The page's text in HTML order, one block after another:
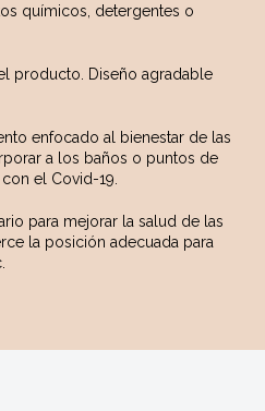
químicos, detergentes o
producto. Diseño agradable
enfocado al bienestar de las
a los baños o puntos de
el Covid-19.
para mejorar la salud de las
la posición adecuada para